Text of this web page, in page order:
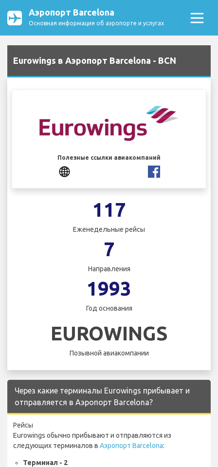
Аэропорт Barcelona
Основная информация об аэропорте и услугах
Eurowings в Аэропорт Barcelona - BCN
Полезные ссылки авиакомпаний
117
Еженедельные рейсы
7
Направления
1993
Год основания
EUROWINGS
Позывной авиакомпании
Через какие терминалы Eurowings прибывает и
отправляется в Аэропорт Barcelona?
Рейсы
Eurowings обычно прибывают и отправляются из
следующих терминалов в Аэропорт Barcelona:
Терминал - 2